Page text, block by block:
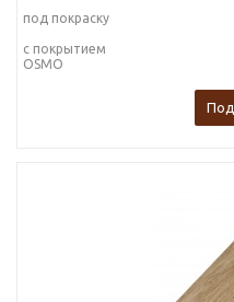
под покраску
с покрытием
OSMO